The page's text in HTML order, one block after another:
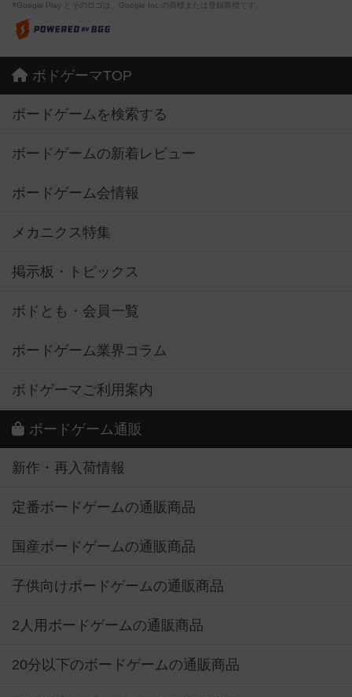
※Google Play とそのロゴは、Google Inc.の商標または登録商標です。
ボドゲーマTOP
ボードゲームを検索する
ボードゲームの新着レビュー
ボードゲーム会情報
メカニクス特集
掲示板・トピックス
ボドとも・会員一覧
ボードゲーム業界コラム
ボドゲーマご利用案内
ボードゲーム通販
新作・再入荷情報
定番ボードゲームの通販商品
国産ボードゲームの通販商品
子供向けボードゲームの通販商品
2人用ボードゲームの通販商品
20分以下のボードゲームの通販商品